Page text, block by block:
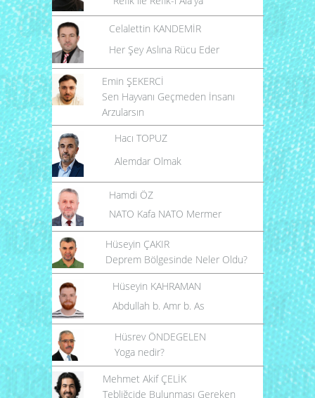
Celalettin KANDEMİR
Her Şey Aslına Rücu Eder
Emin ŞEKERCİ
Sen Hayvanı Geçmeden İnsanı
Arzularsın
Hacı TOPUZ
Alemdar Olmak
Hamdi ÖZ
NATO Kafa NATO Mermer
Hüseyin ÇAKIR
Deprem Bölgesinde Neler Oldu?
Hüseyin KAHRAMAN
Abdullah b. Amr b. As
Hüsrev ÖNDEGELEN
Yoga nedir?
Mehmet Akif ÇELİK
Tebliğcide Bulunması Gereken